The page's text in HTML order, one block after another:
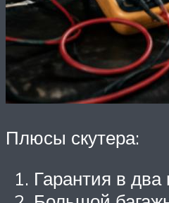
Плюсы скутера:
Гарантия в два